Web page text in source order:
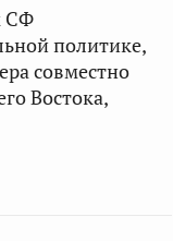
СФ
политике,
совместно
Востока,